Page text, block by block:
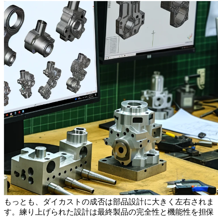
もっとも、ダイカストの成否は部品設計に大きく左右されま
す。練り上げられた設計は最終製品の完全性と機能性を担保